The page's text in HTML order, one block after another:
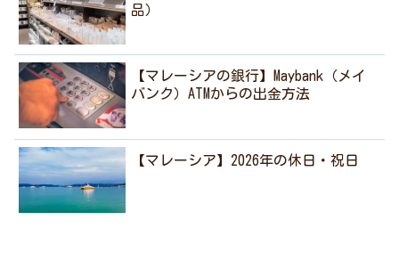
品）
【マレーシアの銀行】Maybank（メイ
バンク）ATMからの出金方法
【マレーシア】2026年の休日・祝日